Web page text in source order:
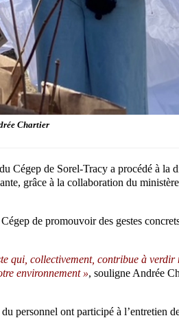
Chartier
Cégep de Sorel-Tracy a procédé à la
grâce à la collaboration du
de promouvoir des gestes
qui, collectivement, contribue à
environnement », souligne Andrée
personnel ont participé à l’entretien